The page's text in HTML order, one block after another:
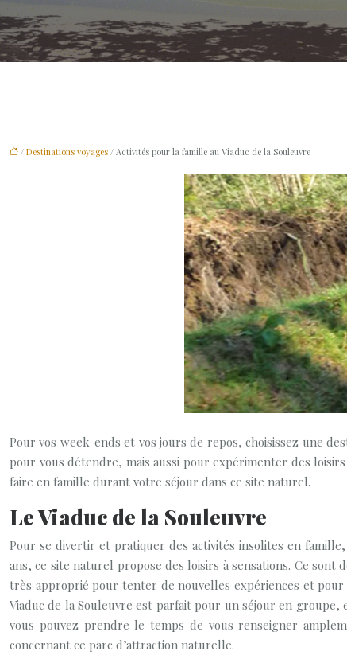
/ Destinations voyages / Activités pour la famille au Viaduc de la Souleuvre
Pour vos week-ends et vos jours de repos, choisissez une
pour vous détendre, mais aussi pour expérimenter des
faire en famille durant votre séjour dans ce site naturel.
Le Viaduc de la Souleuvre
Pour se divertir et pratiquer des activités insolites en
ans, ce site naturel propose des loisirs à sensations. Ce
très approprié pour tenter de nouvelles expériences et
Viaduc de la Souleuvre est parfait pour un séjour en
vous pouvez prendre le temps de vous renseigner
concernant ce parc d’attraction naturelle.